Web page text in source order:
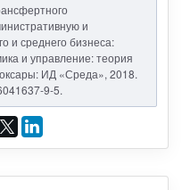
и
и среднего бизнеса:
и управление: теория
ИД «Среда», 2018.
9-5.